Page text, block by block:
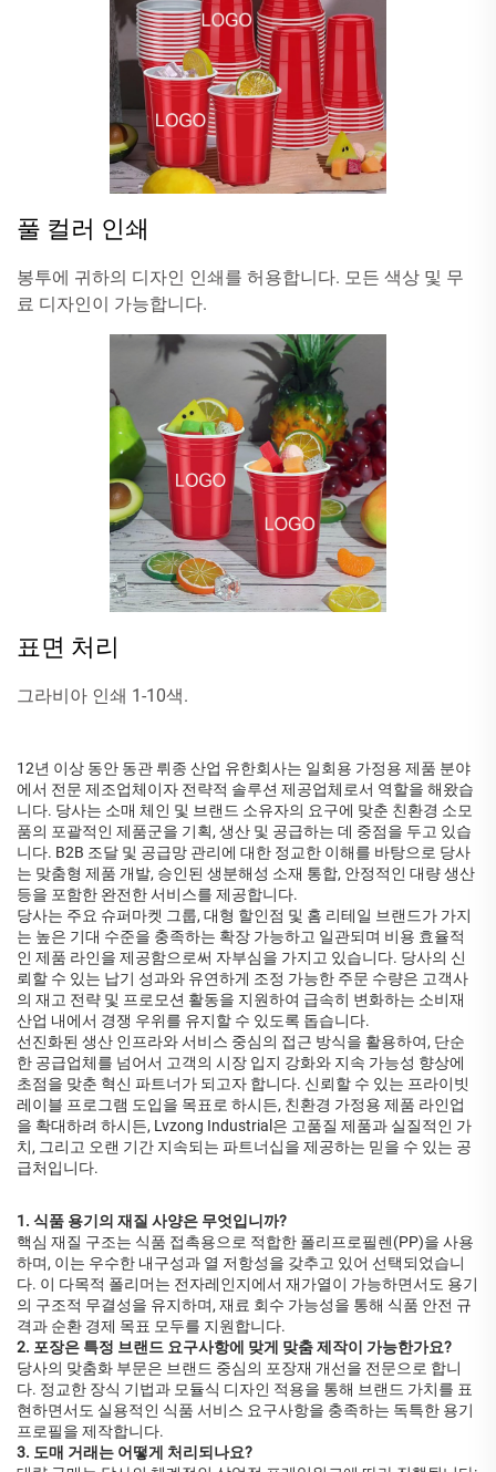
풀 컬러 인쇄
봉투에 귀하의 디자인 인쇄를 허용합니다. 모든 색상 및 무
료 디자인이 가능합니다.
표면 처리
그라비아 인쇄 1-10색.
12년 이상 동안 동관 뤼종 산업 유한회사는 일회용 가정용 제품 분야
에서 전문 제조업체이자 전략적 솔루션 제공업체로서 역할을 해왔습
니다. 당사는 소매 체인 및 브랜드 소유자의 요구에 맞춘 친환경 소모
품의 포괄적인 제품군을 기획, 생산 및 공급하는 데 중점을 두고 있습
니다. B2B 조달 및 공급망 관리에 대한 정교한 이해를 바탕으로 당사
는 맞춤형 제품 개발, 승인된 생분해성 소재 통합, 안정적인 대량 생산
등을 포함한 완전한 서비스를 제공합니다.
당사는 주요 슈퍼마켓 그룹, 대형 할인점 및 홈 리테일 브랜드가 가지
는 높은 기대 수준을 충족하는 확장 가능하고 일관되며 비용 효율적
인 제품 라인을 제공함으로써 자부심을 가지고 있습니다. 당사의 신
뢰할 수 있는 납기 성과와 유연하게 조정 가능한 주문 수량은 고객사
의 재고 전략 및 프로모션 활동을 지원하여 급속히 변화하는 소비재
산업 내에서 경쟁 우위를 유지할 수 있도록 돕습니다.
선진화된 생산 인프라와 서비스 중심의 접근 방식을 활용하여, 단순
한 공급업체를 넘어서 고객의 시장 입지 강화와 지속 가능성 향상에
초점을 맞춘 혁신 파트너가 되고자 합니다. 신뢰할 수 있는 프라이빗
레이블 프로그램 도입을 목표로 하시든, 친환경 가정용 제품 라인업
을 확대하려 하시든, Lvzong Industrial은 고품질 제품과 실질적인 가
치, 그리고 오랜 기간 지속되는 파트너십을 제공하는 믿을 수 있는 공
급처입니다.
1. 식품 용기의 재질 사양은 무엇입니까?
핵심 재질 구조는 식품 접촉용으로 적합한 폴리프로필렌(PP)을 사용
하며, 이는 우수한 내구성과 열 저항성을 갖추고 있어 선택되었습니
다. 이 다목적 폴리머는 전자레인지에서 재가열이 가능하면서도 용기
의 구조적 무결성을 유지하며, 재료 회수 가능성을 통해 식품 안전 규
격과 순환 경제 목표 모두를 지원합니다.
2. 포장은 특정 브랜드 요구사항에 맞게 맞춤 제작이 가능한가요?
당사의 맞춤화 부문은 브랜드 중심의 포장재 개선을 전문으로 합니
다. 정교한 장식 기법과 모듈식 디자인 적용을 통해 브랜드 가치를 표
현하면서도 실용적인 식품 서비스 요구사항을 충족하는 독특한 용기
프로필을 제작합니다.
3. 도매 거래는 어떻게 처리되나요?